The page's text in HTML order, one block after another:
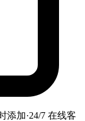
添加·24/7 在线客